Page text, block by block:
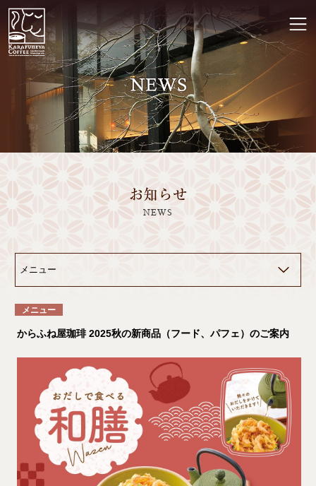
お知らせ
NEWS
メニュー
からふね屋珈琲 2025秋の新商品（フード、パフェ）のご案内